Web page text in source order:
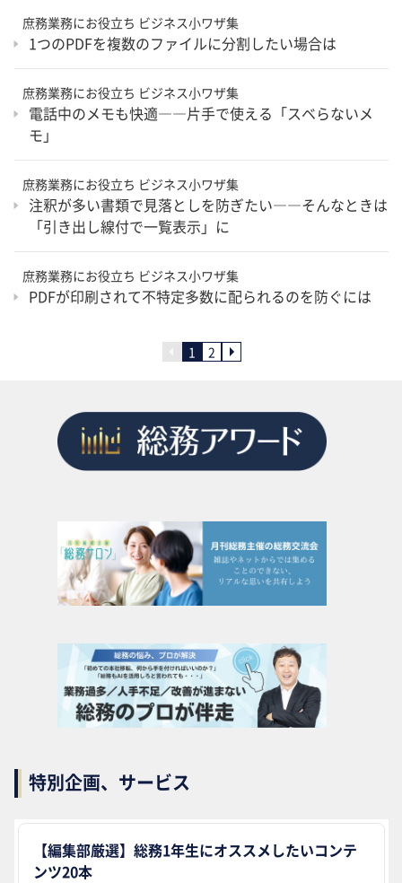
庶務業務にお役立ち ビジネス小ワザ集
1つのPDFを複数のファイルに分割したい場合は
庶務業務にお役立ち ビジネス小ワザ集
電話中のメモも快適――片手で使える「スベらないメ
モ」
庶務業務にお役立ち ビジネス小ワザ集
注釈が多い書類で見落としを防ぎたい――そんなときは
「引き出し線付で一覧表示」に
庶務業務にお役立ち ビジネス小ワザ集
PDFが印刷されて不特定多数に配られるのを防ぐには
1 2
特別企画、サービス
【編集部厳選】総務1年生にオススメしたいコンテ
ンツ20本